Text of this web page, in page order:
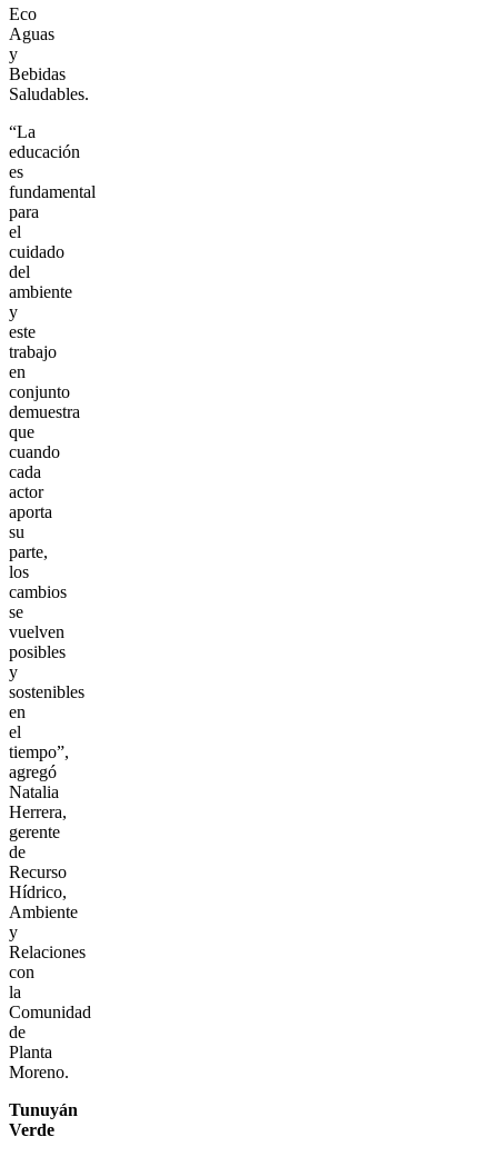
Eco
Aguas
y
Bebidas
Saludables.
“La
educación
es
fundamental
para
el
cuidado
del
ambiente
y
este
trabajo
en
conjunto
demuestra
que
cuando
cada
actor
aporta
su
parte,
los
cambios
se
vuelven
posibles
y
sostenibles
en
el
tiempo”,
agregó
Natalia
Herrera,
gerente
de
Recurso
Hídrico,
Ambiente
y
Relaciones
con
la
Comunidad
de
Planta
Moreno.
Tunuyán
Verde